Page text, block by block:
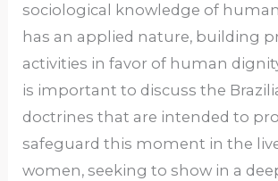
sociological knowledge of
has an applied nature, building
activities in favor of human
is important to discuss the
doctrines that are intended to
safeguard this moment in the
women, seeking to show in a